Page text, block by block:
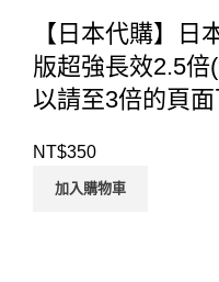
【日本代購】日
版超強長效2.5
以請至3倍的頁
NT$350
加入購物車